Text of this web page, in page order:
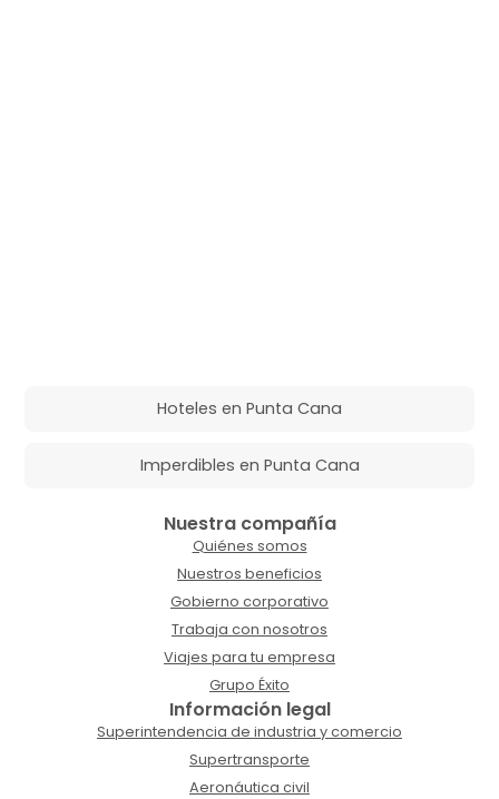
Hoteles en Punta Cana
Imperdibles en Punta Cana
Nuestra compañía
Quiénes somos
Nuestros beneficios
Gobierno corporativo
Trabaja con nosotros
Viajes para tu empresa
Grupo Éxito
Información legal
Superintendencia de industria y comercio
Supertransporte
Aeronáutica civil